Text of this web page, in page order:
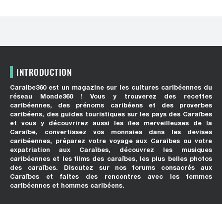
INTRODUCTION
Caraibe360 est un magazine sur les cultures caribéennes du
réseau Monde360 ! Vous y trouverez des recettes
caribéennes, des prénoms caribéens et des proverbes
caribéens, des guides touristiques sur les pays des Caraïbes
et vous y découvrirez aussi les îles merveilleuses de la
Caraïbe, convertissez vos monnaies dans les devises
caribéennes, préparez votre voyage aux Caraïbes ou votre
expatriation aux Caraïbes, découvrez les musiques
caribéennes et les films des caraïbes, les plus belles photos
des caraïbes. Discutez sur nos forums consacrés aux
Caraïbes et faites des rencontres avec les femmes
caribéennes et hommes caribéens.